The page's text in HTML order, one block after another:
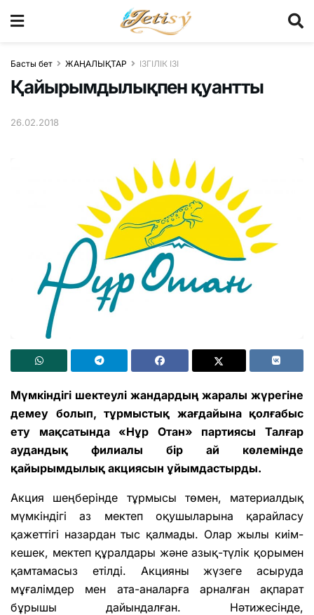
Басты бет ЖАҢАЛЫҚТАР ІЗГІЛІК ІЗІ
Қайырымдылықпен қуантты
26.02.2018
Мүмкіндігі шектеулі жандардың жаралы жүрегіне
демеу болып, тұрмыстық жағдайына қолғабыс
ету мақсатында «Нұр Отан» партиясы Талғар
аудандық филиалы бір ай көлемінде
қайырымдылық акциясын ұйымдастырды.
Акция шеңберінде тұрмысы төмен, материалдық
мүмкіндігі аз мектеп оқушыларына қарайласу
қажеттігі назардан тыс қалмады. Олар жылы киім-
кешек, мектеп құралдары және азық-түлік қорымен
қамтамасыз етілді. Акцияны жүзеге асыруда
мұғалімдер мен ата-аналарға арналған ақпарат
бұрышы дайындалған. Нәтижесінде,